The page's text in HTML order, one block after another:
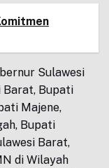
Sulawesi
Barat, Bupati
Majene,
Bupati
Barat,
di Wilayah